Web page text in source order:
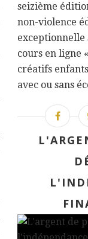
seizième
non-violence
exceptionnelle
cours en ligne
créatifs
avec ou sans